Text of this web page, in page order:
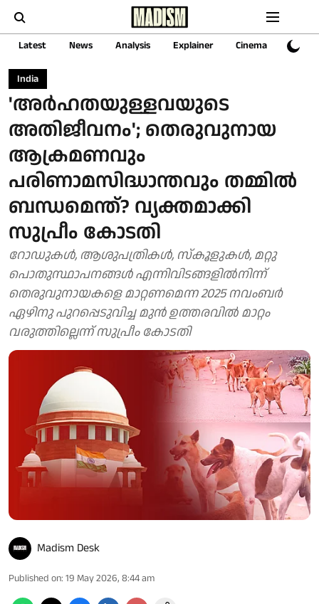
Latest News Analysis Explainer Cinema Sports
India
'അര്‍ഹതയുള്ളവയുടെ
അതിജീവനം'; തെരുവുനായ
ആക്രമണവും
പരിണാമസിദ്ധാന്തവും തമ്മിൽ
ബന്ധമെന്ത്? വ്യക്തമാക്കി
സുപ്രീം കോടതി
റോഡുകള്‍, ആശുപത്രികള്‍, സ്‌കൂളുകള്‍, മറ്റു
പൊതുസ്ഥാപനങ്ങള്‍ എന്നിവിടങ്ങളില്‍നിന്ന്
തെരുവുനായകളെ മാറ്റണമെന്ന 2025 നവംബര്‍
ഏഴിനു പുറപ്പെടുവിച്ച മുന്‍ ഉത്തരവില്‍ മാറ്റം
വരുത്തില്ലെന്ന് സുപ്രീം കോടതി
Madism Desk
Published on: 19 May 2026, 8:44 am